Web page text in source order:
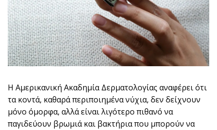
Η Αμερικανική Ακαδημία Δερματολογίας αναφέρει ότι
τα κοντά, καθαρά περιποιημένα νύχια, δεν δείχνουν
μόνο όμορφα, αλλά είναι λιγότερο πιθανό να
παγιδεύουν βρωμιά και βακτήρια που μπορούν να